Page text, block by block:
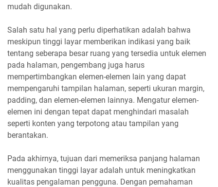
mudah digunakan.
Salah satu hal yang perlu diperhatikan adalah bahwa
meskipun tinggi layar memberikan indikasi yang baik
tentang seberapa besar ruang yang tersedia untuk elemen
pada halaman, pengembang juga harus
mempertimbangkan elemen-elemen lain yang dapat
mempengaruhi tampilan halaman, seperti ukuran margin,
padding, dan elemen-elemen lainnya. Mengatur elemen-
elemen ini dengan tepat dapat menghindari masalah
seperti konten yang terpotong atau tampilan yang
berantakan.
Pada akhirnya, tujuan dari memeriksa panjang halaman
menggunakan tinggi layar adalah untuk meningkatkan
kualitas pengalaman pengguna. Dengan pemahaman